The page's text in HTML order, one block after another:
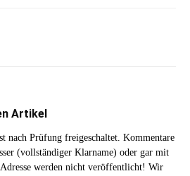
Artikel
nach Prüfung freigeschaltet. Kommentare
(vollständiger Klarname) oder gar mit
werden nicht veröffentlicht! Wir